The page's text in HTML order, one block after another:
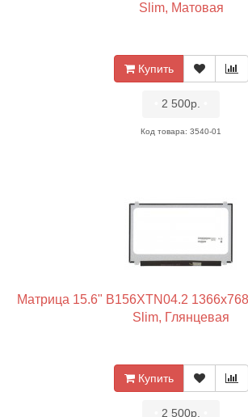
Slim, Матовая
Купить
2 500р.
Код товара: 3540-01
Матрица 15.6" B156XTN04.2
Slim, Глянцевая
Купить
2 500р.